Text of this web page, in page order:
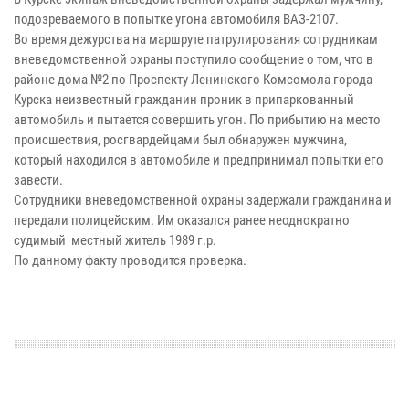
подозреваемого в попытке угона автомобиля ВАЗ-2107.
Во время дежурства на маршруте патрулирования сотрудникам
вневедомственной охраны поступило сообщение о том, что в
районе дома №2 по Проспекту Ленинского Комсомола города
Курска неизвестный гражданин проник в припаркованный
автомобиль и пытается совершить угон. По прибытию на место
происшествия, росгвардейцами был обнаружен мужчина,
который находился в автомобиле и предпринимал попытки его
завести.
Сотрудники вневедомственной охраны задержали гражданина и
передали полицейским. Им оказался ранее неоднократно
судимый местный житель 1989 г.р.
По данному факту проводится проверка.